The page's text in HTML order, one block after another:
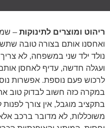
ריהוט ומוצרים לתינוקות –
ואחסנו אותם בצורה טובה
נולד ילד שני במשפחה, לא
ועגלה חדשה, עדיף לאחסן אותם
לרכוש פעם נוספת. אפשרות
במקרה כזה חשוב לבדוק טוב
בתקציב מוגבל, אין צורך לפנות
משוכללות, לא מדובר ברכב